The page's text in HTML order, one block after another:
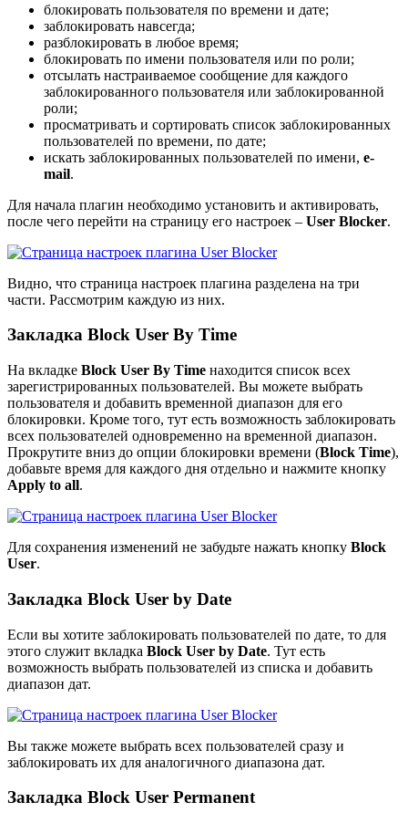
блокировать пользователя по времени и дате;
заблокировать навсегда;
разблокировать в любое время;
блокировать по имени пользователя или по роли;
отсылать настраиваемое сообщение для каждого
заблокированного пользователя или заблокированной
роли;
просматривать и сортировать список заблокированных
пользователей по времени, по дате;
искать заблокированных пользователей по имени, e-
mail.
Для начала плагин необходимо установить и активировать,
после чего перейти на страницу его настроек – User Blocker.
Видно, что страница настроек плагина разделена на три
части. Рассмотрим каждую из них.
Закладка Block User By Time
На вкладке Block User By Time находится список всех
зарегистрированных пользователей. Вы можете выбрать
пользователя и добавить временной диапазон для его
блокировки. Кроме того, тут есть возможность заблокировать
всех пользователей одновременно на временной диапазон.
Прокрутите вниз до опции блокировки времени (Block Time),
добавьте время для каждого дня отдельно и нажмите кнопку
Apply to all.
Для сохранения изменений не забудьте нажать кнопку Block
User.
Закладка Block User by Date
Если вы хотите заблокировать пользователей по дате, то для
этого служит вкладка Block User by Date. Тут есть
возможность выбрать пользователей из списка и добавить
диапазон дат.
Вы также можете выбрать всех пользователей сразу и
заблокировать их для аналогичного диапазона дат.
Закладка Block User Permanent